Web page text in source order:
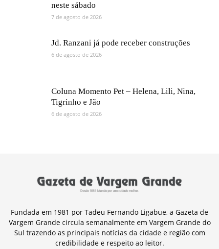
neste sábado
7 de agosto de 2026
Jd. Ranzani já pode receber construções
6 de agosto de 2026
Coluna Momento Pet – Helena, Lili, Nina,
Tigrinho e Jão
6 de agosto de 2026
Fundada em 1981 por Tadeu Fernando Ligabue, a Gazeta de
Vargem Grande circula semanalmente em Vargem Grande do
Sul trazendo as principais notícias da cidade e região com
credibilidade e respeito ao leitor.